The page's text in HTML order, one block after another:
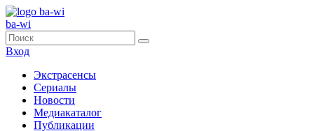
ba-wi
Вход
Экстрасенсы
Сериалы
Новости
Медиакаталог
Публикации